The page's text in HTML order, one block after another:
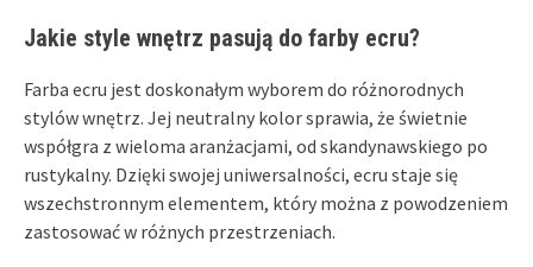
Jakie style wnętrz pasują do farby ecru?
Farba ecru jest doskonałym wyborem do różnorodnych
stylów wnętrz. Jej neutralny kolor sprawia, że świetnie
współgra z wieloma aranżacjami, od skandynawskiego po
rustykalny. Dzięki swojej uniwersalności, ecru staje się
wszechstronnym elementem, który można z powodzeniem
zastosować w różnych przestrzeniach.